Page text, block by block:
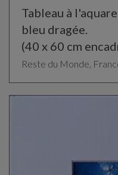
Tableau à
bleu dragée.
(40 x 60 cm
Reste du Monde,